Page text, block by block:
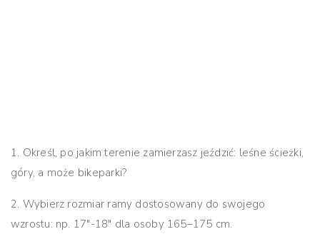
1. Określ, po jakim terenie zamierzasz jeździć: leśne ścieżki,
góry, a może bikeparki?
2. Wybierz rozmiar ramy dostosowany do swojego
wzrostu: np. 17″-18″ dla osoby 165–175 cm.